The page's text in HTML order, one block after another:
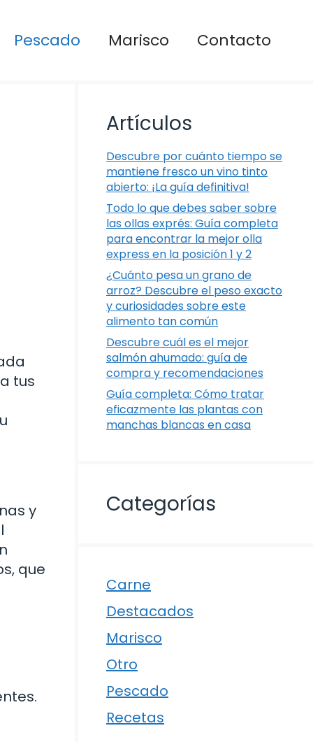
Pescado Marisco Contacto
tus
y
que
Artículos
Descubre por cuánto tiempo se
mantiene fresco un vino tinto
abierto: ¡La guía definitiva!
Todo lo que debes saber sobre
las ollas exprés: Guía completa
para encontrar la mejor olla
express en la posición 1 y 2
¿Cuánto pesa un grano de
arroz? Descubre el peso exacto
y curiosidades sobre este
alimento tan común
Descubre cuál es el mejor
salmón ahumado: guía de
compra y recomendaciones
Guía completa: Cómo tratar
eficazmente las plantas con
manchas blancas en casa
Categorías
Carne
Destacados
Marisco
Otro
Pescado
Recetas